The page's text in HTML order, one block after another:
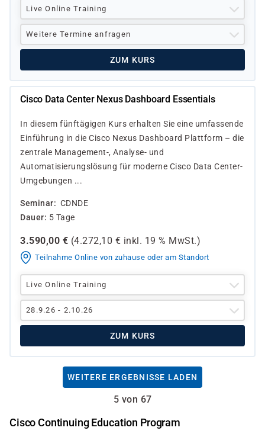
Live Online Training
Weitere Termine anfragen
ZUM KURS
Cisco Data Center Nexus Dashboard Essentials
In diesem fünftägigen Kurs erhalten Sie eine umfassende
Einführung in die Cisco Nexus Dashboard Plattform – die
zentrale Management-, Analyse- und
Automatisierungslösung für moderne Cisco Data Center-
Umgebungen ...
Seminar
CDNDE
Dauer
5 Tage
3.590,00 € (4.272,10 € inkl. 19 % MwSt.)
Teilnahme Online von zuhause oder am Standort
Live Online Training
28.9.26 - 2.10.26
ZUM KURS
WEITERE ERGEBNISSE LADEN
5 von 67
Cisco Continuing Education Program